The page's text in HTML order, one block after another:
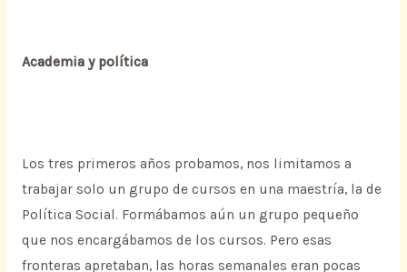
Academia y política
Los tres primeros años probamos, nos limitamos a
trabajar solo un grupo de cursos en una maestría, la de
Política Social. Formábamos aún un grupo pequeño
que nos encargábamos de los cursos. Pero esas
fronteras apretaban, las horas semanales eran pocas